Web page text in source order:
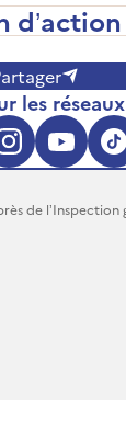
d’action
les
de l’Inspection